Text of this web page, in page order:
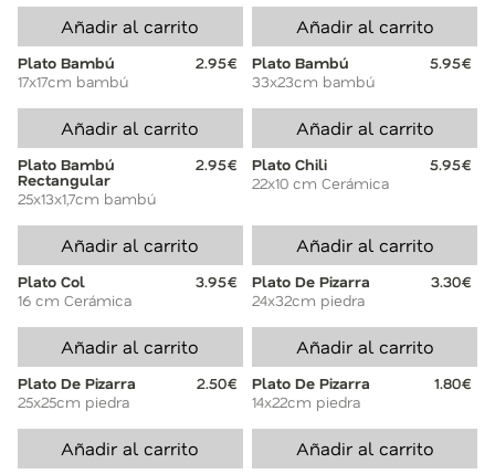
Añadir al carrito
Plato Bambú
2.95€
17x17cm bambú
Añadir al carrito
Plato Bambú
5.95€
33x23cm bambú
Añadir al carrito
Plato Bambú
Rectangular
2.95€
25x13x1,7cm bambú
Añadir al carrito
Plato Chili
5.95€
22x10 cm Cerámica
Añadir al carrito
Plato Col
3.95€
16 cm Cerámica
Añadir al carrito
Plato De Pizarra
3.30€
24x32cm piedra
Añadir al carrito
Plato De Pizarra
2.50€
25x25cm piedra
Añadir al carrito
Plato De Pizarra
1.80€
14x22cm piedra
Añadir al carrito Añadir al carrito